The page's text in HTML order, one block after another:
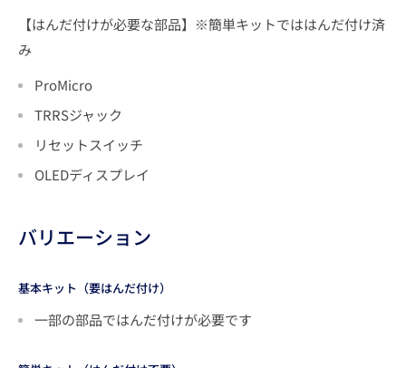
【はんだ付けが必要な部品】※簡単キットでははんだ付け済
み
ProMicro
TRRSジャック
リセットスイッチ
OLEDディスプレイ
バリエーション
基本キット（要はんだ付け）
一部の部品ではんだ付けが必要です